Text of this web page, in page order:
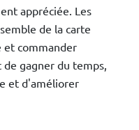
appréciée. Les
de la carte
commander
gagner du temps,
et d'améliorer